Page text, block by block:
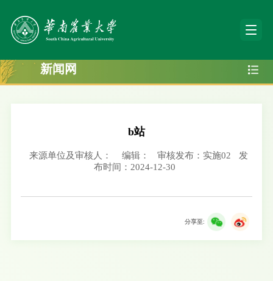
新闻网
b站
来源单位及审核人： 编辑： 审核发布：实施02
发
布时间：2024-12-30
分享至: